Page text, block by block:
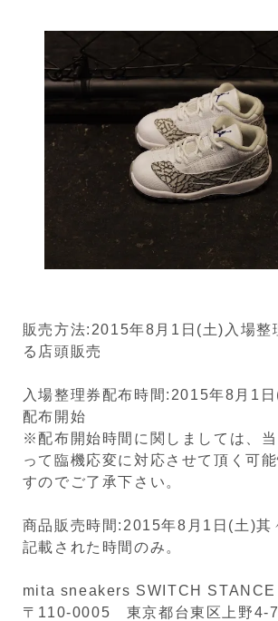
販売方法:2015年8月1日(土)入場整
る店頭販売
入場整理券配布時間:2015年8月1
配布開始
※配布開始時間に関しましては、当
って臨機応変に対応させて頂く可
すのでご了承下さい。
商品販売時間:2015年8月1日(土)其
記載された時間のみ。
mita sneakers SWITCH STANCE
〒110-0005 東京都台東区上野4-